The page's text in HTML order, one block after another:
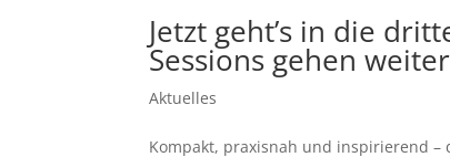
Jetzt geht’s in die
Sessions gehen
Aktuelles
Kompakt, praxisnah und inspirierend –